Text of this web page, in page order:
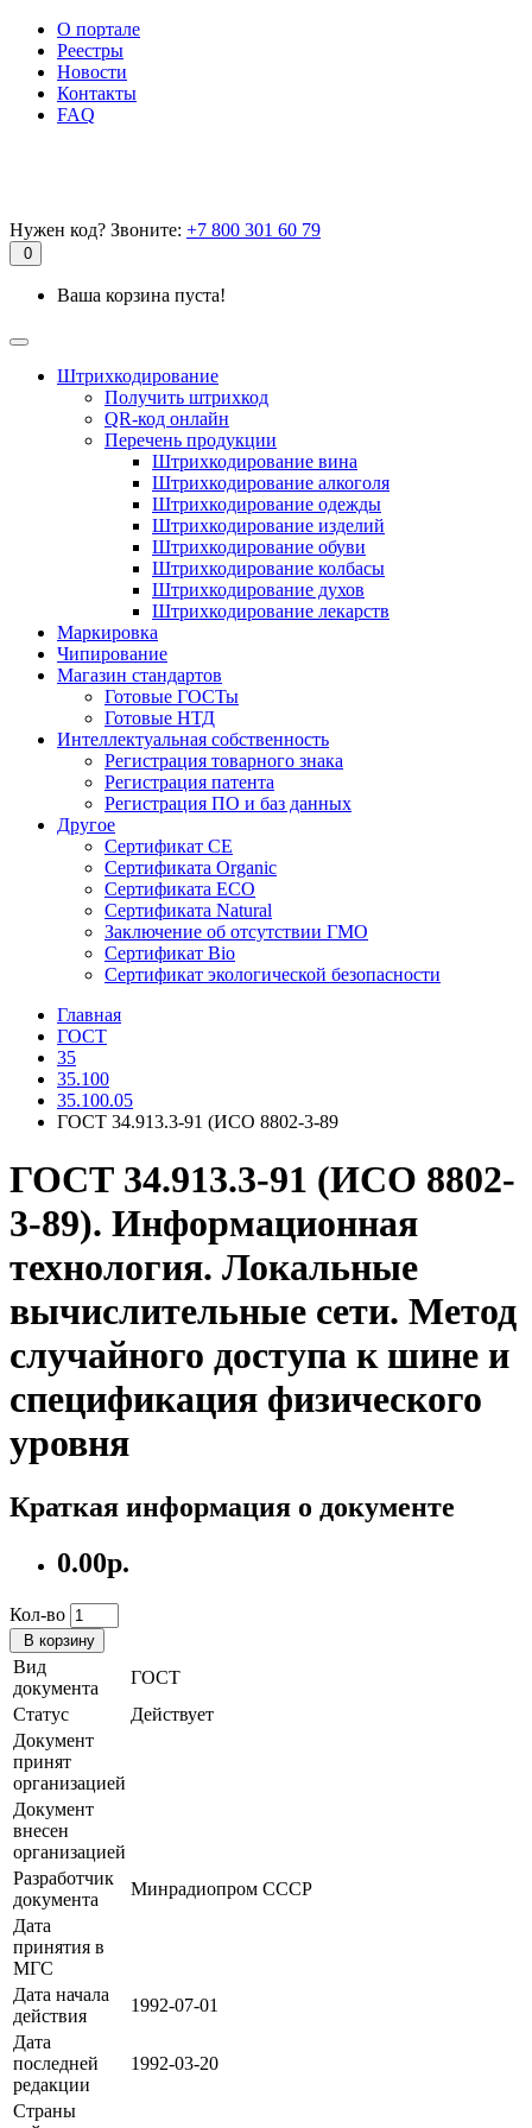
О портале
Реестры
Новости
Контакты
FAQ
Нужен код? Звоните: +7 800 301 60 79
0
Ваша корзина пуста!
Штрихкодирование
Получить штрихкод
QR-код онлайн
Перечень продукции
Штрихкодирование вина
Штрихкодирование алкоголя
Штрихкодирование одежды
Штрихкодирование изделий
Штрихкодирование обуви
Штрихкодирование колбасы
Штрихкодирование духов
Штрихкодирование лекарств
Маркировка
Чипирование
Магазин стандартов
Готовые ГОСТы
Готовые НТД
Интеллектуальная собственность
Регистрация товарного знака
Регистрация патента
Регистрация ПО и баз данных
Другое
Сертификат СЕ
Сертификата Organic
Сертификата ECO
Сертификата Natural
Заключение об отсутствии ГМО
Сертификат Bio
Сертификат экологической безопасности
Главная
ГОСТ
35
35.100
35.100.05
ГОСТ 34.913.3-91 (ИСО 8802-3-89
ГОСТ 34.913.3-91 (ИСО 8802-
3-89). Информационная
технология. Локальные
вычислительные сети. Метод
случайного доступа к шине и
спецификация физического
уровня
Краткая информация о документе
0.00р.
Кол-во
В корзину
Вид
документа
ГОСТ
Статус
Действует
Документ
принят
организацией
Документ
внесен
организацией
Разработчик
документа
Минрадиопром СССР
Дата
принятия в
МГС
Дата начала
действия
1992-07-01
Дата
последней
редакции
1992-03-20
Страны